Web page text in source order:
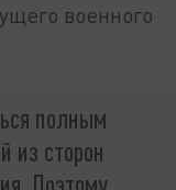
военного
полным
из сторон
Поэтому